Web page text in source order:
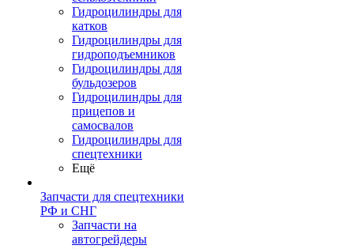
Гидроцилиндры для
катков
Гидроцилиндры для
гидроподъемников
Гидроцилиндры для
бульдозеров
Гидроцилиндры для
прицепов и
самосвалов
Гидроцилиндры для
спецтехники
Ещё
Запчасти для спецтехники
РФ и СНГ
Запчасти на
автогрейдеры